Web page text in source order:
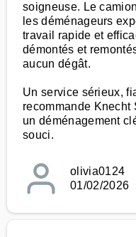
soigneuse. Le
les déménageurs
travail rapide et
démontés et
aucun dégât.
Un service sérieux,
recommande Knecht
un déménagement
souci.
olivia0124
01/02/2026